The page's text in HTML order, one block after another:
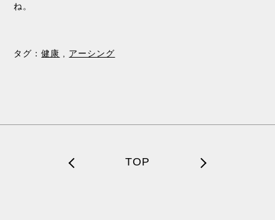
ね。
タグ：健康 アーシング
TOP